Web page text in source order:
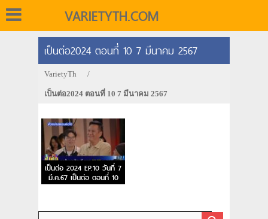
VARIETYTH.COM
เป็นต่อ2024 ตอนที่ 10 7 มีนาคม 2567
VarietyTh /
เป็นต่อ2024 ตอนที่ 10 7 มีนาคม 2567
เป็นต่อ 2024 EP.10 วันที่ 7
มี.ค.67 เป็นต่อ ตอนที่ 10